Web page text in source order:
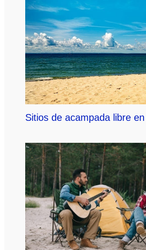
Sitios de acampada libre